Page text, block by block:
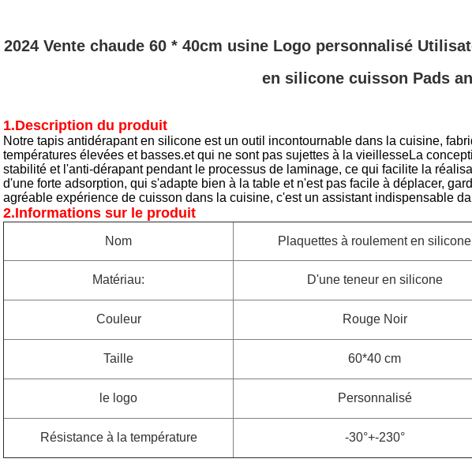
2024 Vente chaude 60 * 40cm usine Logo personnalisé
en silicone cuisson Pads
1.Description du produit
Notre tapis antidérapant en silicone est un outil incontournable dans la cuisine,
températures élevées et basses.et qui ne sont pas sujettes à la vieillesseLa
stabilité et l'anti-dérapant pendant le processus de laminage, ce qui facilite la
d'une forte adsorption, qui s'adapte bien à la table et n'est pas facile à déplacer,
agréable expérience de cuisson dans la cuisine, c'est un assistant indispensable
2.Informations sur le produit
Nom Plaquettes à roulement en silicone
Matériau: D'une teneur en silicone
Couleur Rouge Noir
Taille 60*40 cm
le logo Personnalisé
Résistance à la température -30°+-230°